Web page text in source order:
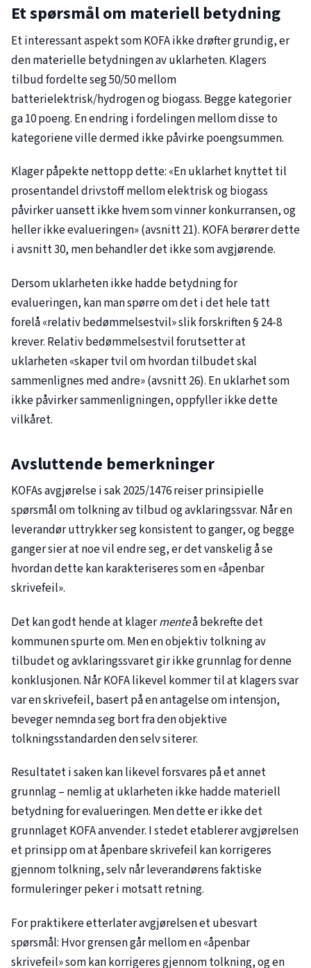
Et spørsmål om materiell betydning
Et interessant aspekt som KOFA ikke drøfter grundig, er
den materielle betydningen av uklarheten. Klagers
tilbud fordelte seg 50/50 mellom
batterielektrisk/hydrogen og biogass. Begge kategorier
ga 10 poeng. En endring i fordelingen mellom disse to
kategoriene ville dermed ikke påvirke poengsummen.
Klager påpekte nettopp dette: «En uklarhet knyttet til
prosentandel drivstoff mellom elektrisk og biogass
påvirker uansett ikke hvem som vinner konkurransen, og
heller ikke evalueringen» (avsnitt 21). KOFA berører dette
i avsnitt 30, men behandler det ikke som avgjørende.
Dersom uklarheten ikke hadde betydning for
evalueringen, kan man spørre om det i det hele tatt
forelå «relativ bedømmelsestvil» slik forskriften § 24-8
krever. Relativ bedømmelsestvil forutsetter at
uklarheten «skaper tvil om hvordan tilbudet skal
sammenlignes med andre» (avsnitt 26). En uklarhet som
ikke påvirker sammenligningen, oppfyller ikke dette
vilkåret.
Avsluttende bemerkninger
KOFAs avgjørelse i sak2025/1476reiser prinsipielle
spørsmål om tolkning av tilbud og avklaringssvar. Når en
leverandør uttrykker seg konsistent to ganger, og begge
ganger sier at noe vil endre seg, er det vanskelig å se
hvordan dette kan karakteriseres som en «åpenbar
skrivefeil».
Det kan godt hende at klagermenteå bekrefte det
kommunen spurte om. Men en objektiv tolkning av
tilbudet og avklaringssvaret gir ikke grunnlag for denne
konklusjonen. Når KOFA likevel kommer til at klagers svar
var en skrivefeil, basert på en antagelse om intensjon,
beveger nemnda seg bort fra den objektive
tolkningsstandarden den selv siterer.
Resultatet i saken kan likevel forsvares på et annet
grunnlag – nemlig at uklarheten ikke hadde materiell
betydning for evalueringen. Men dette er ikke det
grunnlaget KOFA anvender. I stedet etablerer avgjørelsen
et prinsipp om at åpenbare skrivefeil kan korrigeres
gjennom tolkning, selv når leverandørens faktiske
formuleringer peker i motsatt retning.
For praktikere etterlater avgjørelsen et ubesvart
spørsmål: Hvor grensen går mellom en «åpenbar
skrivefeil» som kan korrigeres gjennom tolkning, og en